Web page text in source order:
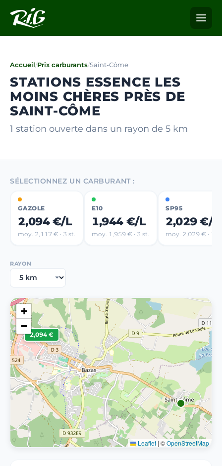
Accueil/Prix carburants/Saint-Côme
STATIONS ESSENCE LES
MOINS CHÈRES PRÈS DE
SAINT-CÔME
1 station ouverte dans un rayon de 5 km
SÉLECTIONNEZ UN CARBURANT :
GAZOLE
2,094 €/L
moy. 2,117 € · 3 st.
E10
1,944 €/L
moy. 1,959 € · 3 st.
SP95
2,029 €/L
moy. 2,029 € · 1
RAYON
2,094 €
+
−
Leaflet | ©OpenStreetMap